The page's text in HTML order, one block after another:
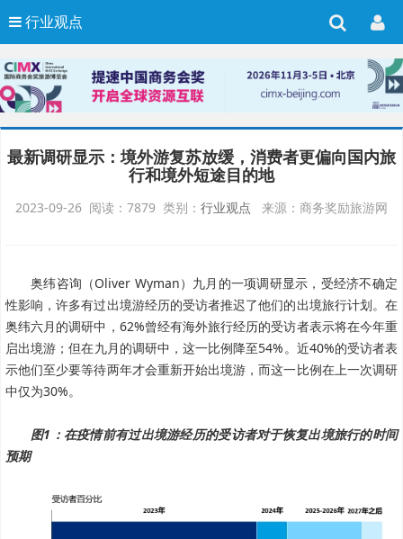
行业观点
最新调研显示：境外游复苏放缓，消费者更偏向国内旅
行和境外短途目的地
2023-09-26 阅读：7879 类别： 行业观点 来源：商务奖励旅游网
奥纬咨询（Oliver Wyman）九月的一项调研显示，受经济不确定
性影响，许多有过出境游经历的受访者推迟了他们的出境旅行计划。在
奥纬六月的调研中，62%曾经有海外旅行经历的受访者表示将在今年重
启出境游；但在九月的调研中，这一比例降至54%。近40%的受访者表
示他们至少要等待两年才会重新开始出境游，而这一比例在上一次调研
中仅为30%。
图1：在疫情前有过出境游经历的受访者对于恢复出境旅行的时间
预期